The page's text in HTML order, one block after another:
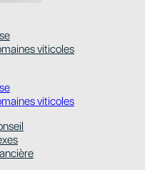
viticoles
viticoles